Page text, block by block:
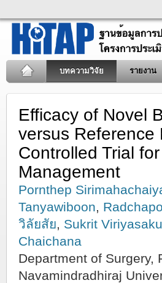
บทความวิจัย รายงาน
Efficacy of Novel
versus Reference
Controlled Trial
Management
Pornthep
Tanyawiboon,
วิลัยสัย, Sukrit
Chaichana
Department of Surgery,
Navamindradhiraj